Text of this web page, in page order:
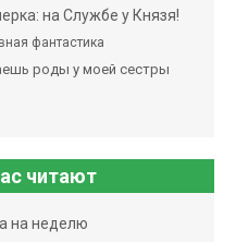
на Службе у Князя!
фантастика
роды у моей сестры
читают
на неделю